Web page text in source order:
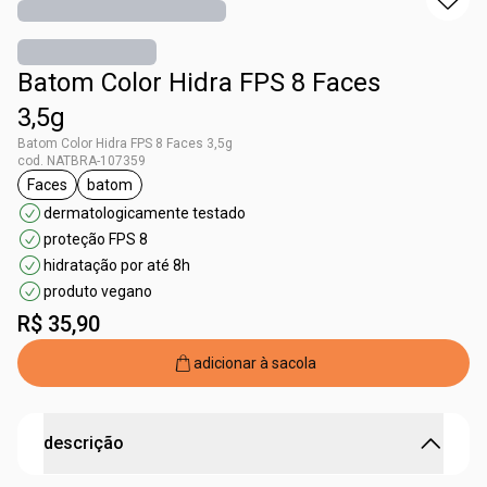
Batom Color Hidra FPS 8 Faces
3,5g
Batom Color Hidra FPS 8 Faces 3,5g
cod. NATBRA-107359
etiqueta Faces
Faces
etiqueta batom
batom
dermatologicamente testado
proteção FPS 8
hidratação por até 8h
produto vegano
R$ 35,90
adicionar à sacola
descrição